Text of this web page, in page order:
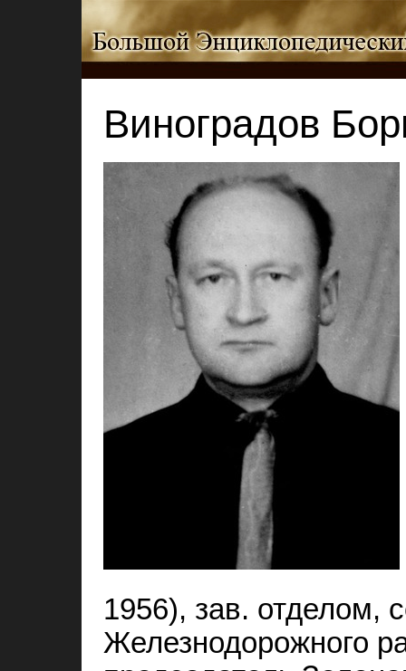
Виноградов
1956), зав. отделом,
Железнодорожного